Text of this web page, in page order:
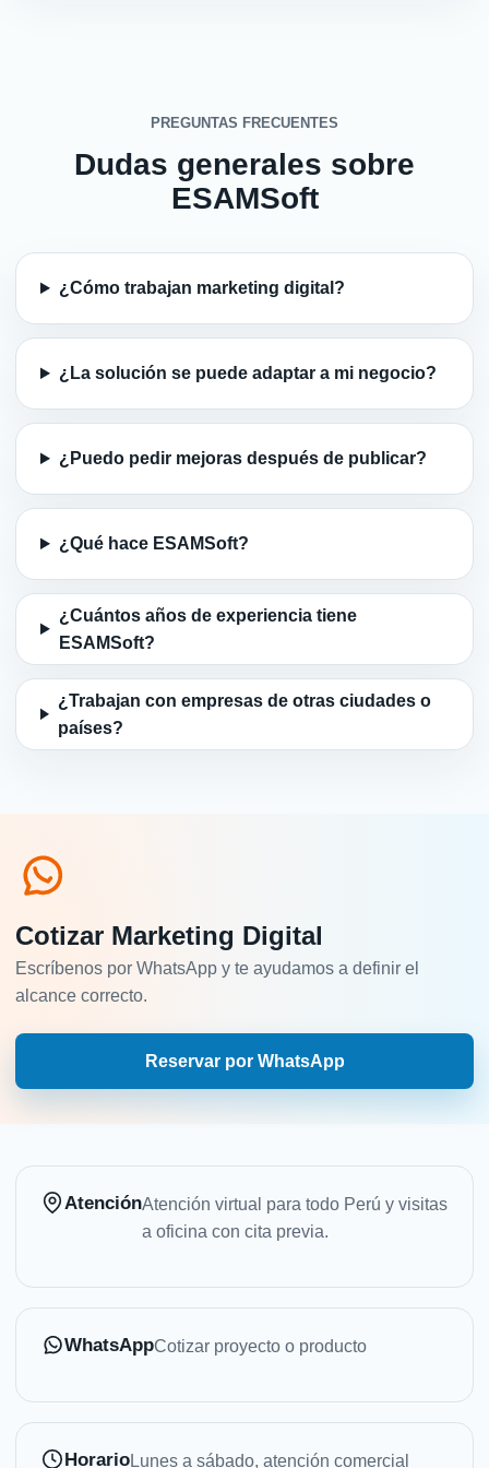
PREGUNTAS FRECUENTES
Dudas generales sobre
ESAMSoft
¿Cómo trabajan marketing digital?
¿La solución se puede adaptar a mi negocio?
¿Puedo pedir mejoras después de publicar?
¿Qué hace ESAMSoft?
¿Cuántos años de experiencia tiene
ESAMSoft?
¿Trabajan con empresas de otras ciudades o
países?
Cotizar Marketing Digital
Escríbenos por WhatsApp y te ayudamos a definir el
alcance correcto.
Reservar por WhatsApp
AtenciónAtención virtual para todo Perú y visitas
a oficina con cita previa.
WhatsAppCotizar proyecto o producto
HorarioLunes a sábado, atención comercial